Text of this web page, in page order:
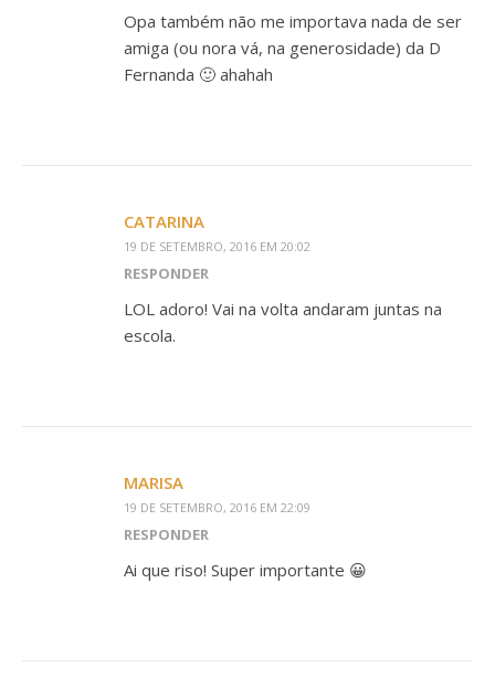
Opa também não me importava nada de ser
amiga (ou nora vá, na generosidade) da D
Fernanda 🙂 ahahah
CATARINA
19 DE SETEMBRO, 2016 EM 20:02
RESPONDER
LOL adoro! Vai na volta andaram juntas na
escola.
MARISA
19 DE SETEMBRO, 2016 EM 22:09
RESPONDER
Ai que riso! Super importante 😀